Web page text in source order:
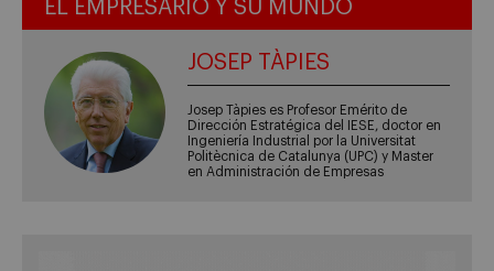
EL EMPRESARIO Y SU MUNDO
JOSEP TÀPIES
Josep Tàpies es Profesor Emérito de
Dirección Estratégica del IESE, doctor en
Ingeniería Industrial por la Universitat
Politècnica de Catalunya (UPC) y Master
en Administración de Empresas